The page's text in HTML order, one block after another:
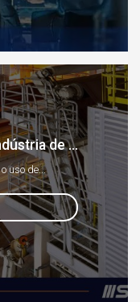
de ...
uso de...